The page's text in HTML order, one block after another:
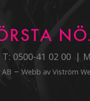
T: 0500-41 02 00
– Webb av Viström